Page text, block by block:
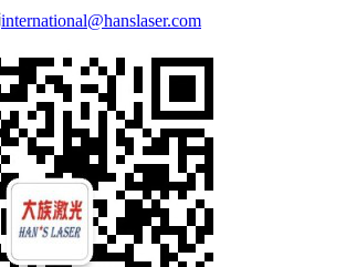
international@hanslaser.com